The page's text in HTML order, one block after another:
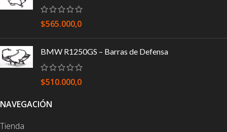
$565.000,0
BMW R1250GS – Barras de Defensa
$510.000,0
NAVEGACIÓN
Tienda